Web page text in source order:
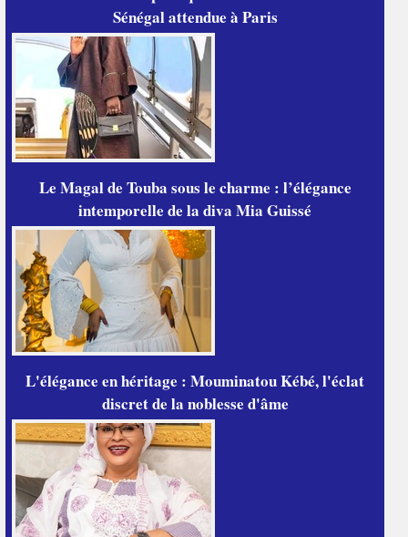
Sénégal attendue à Paris
Le Magal de Touba sous le charme : l’élégance
intemporelle de la diva Mia Guissé
L'élégance en héritage : Mouminatou Kébé, l'éclat
discret de la noblesse d'âme